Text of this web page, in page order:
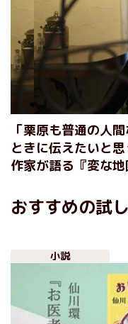
「栗原も普通の人
ときに伝えたいと
作家が語る『変な
おすすめの試
小説